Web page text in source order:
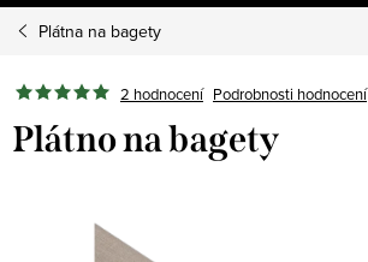
Plátna na bagety
2 hodnocení Podrobnosti hodnocení
Plátno na bagety